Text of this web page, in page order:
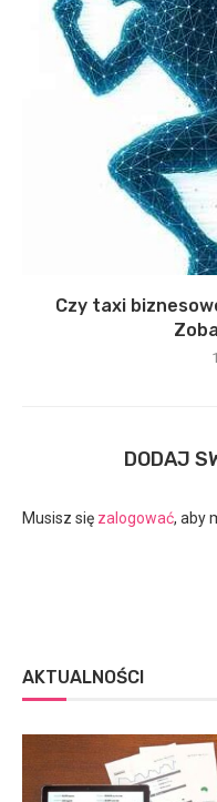
Czy taxi
DODAJ
Musisz się zalogować, aby
AKTUALNOŚCI